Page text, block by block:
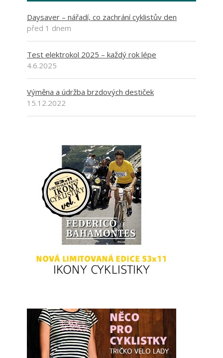
Daysaver – nářadí, co zachrání cyklistův den
před 1 dnem
Test elektrokol 2025 – každý rok lépe
4.6.2025
Výměna a údržba brzdových destiček
15.12.2022